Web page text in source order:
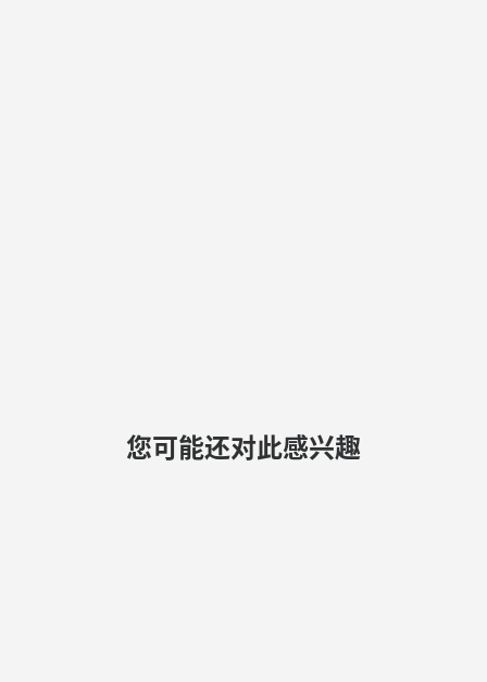
您可能还对此感兴趣